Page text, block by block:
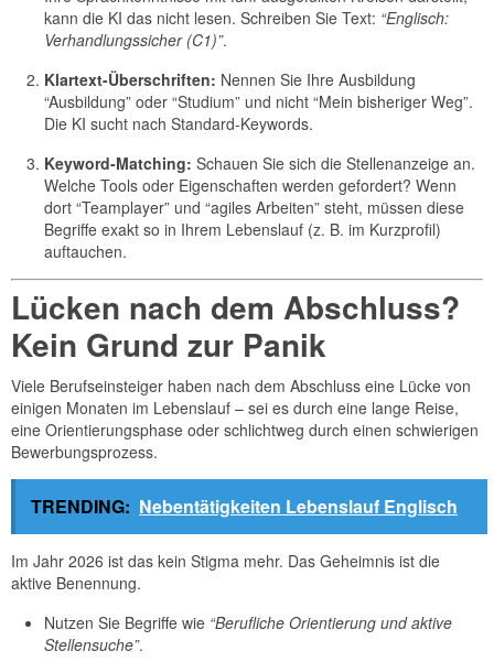
kann die KI das nicht lesen. Schreiben Sie Text: “Englisch:
Verhandlungssicher (C1)”.
Klartext-Überschriften: Nennen Sie Ihre Ausbildung
“Ausbildung” oder “Studium” und nicht “Mein bisheriger Weg”.
Die KI sucht nach Standard-Keywords.
Keyword-Matching: Schauen Sie sich die Stellenanzeige an.
Welche Tools oder Eigenschaften werden gefordert? Wenn
dort “Teamplayer” und “agiles Arbeiten” steht, müssen diese
Begriffe exakt so in Ihrem Lebenslauf (z. B. im Kurzprofil)
auftauchen.
Lücken nach dem Abschluss?
Kein Grund zur Panik
Viele Berufseinsteiger haben nach dem Abschluss eine Lücke von
einigen Monaten im Lebenslauf – sei es durch eine lange Reise,
eine Orientierungsphase oder schlichtweg durch einen schwierigen
Bewerbungsprozess.
TRENDING: Nebentätigkeiten Lebenslauf Englisch
Im Jahr 2026 ist das kein Stigma mehr. Das Geheimnis ist die
aktive Benennung.
Nutzen Sie Begriffe wie “Berufliche Orientierung und aktive
Stellensuche”.